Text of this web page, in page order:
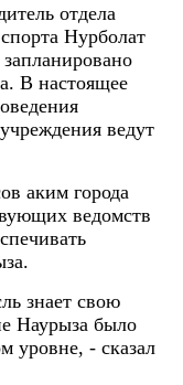
отдела
Нурболат
В настоящее
ведут
аким города
ведомств
знает свою
Наурыза было
уровне, - сказал